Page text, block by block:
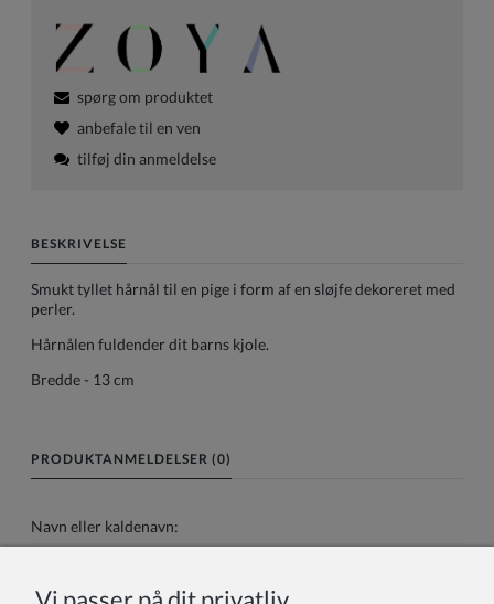
spørg om produktet
anbefale til en ven
tilføj din anmeldelse
BESKRIVELSE
Smukt tyllet hårnål til en pige i form af en sløjfe dekoreret med
perler.
Hårnålen fuldender dit barns kjole.
Bredde - 13 cm
PRODUKTANMELDELSER (0)
Navn eller kaldenavn: